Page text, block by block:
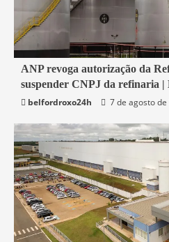
2 min read
Economia
ANP revoga autorização da
suspender CNPJ da refinaria |
belfordroxo24h
7 de agosto